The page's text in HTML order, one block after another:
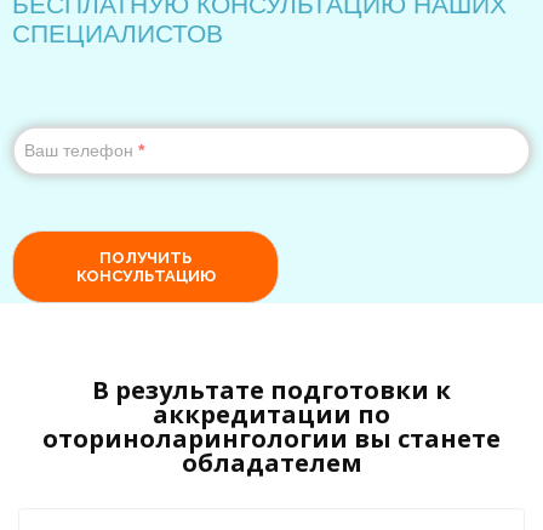
В результате подготовки к
аккредитации по
оториноларингологии вы станете
обладателем